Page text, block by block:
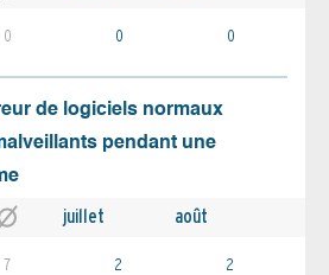
0 0 0
de logiciels normaux
pendant une
juillet août
7 2 2